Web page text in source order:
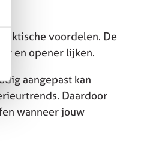
voordelen. De
en opener lijken.
aangepast kan
Daardoor
wanneer jouw